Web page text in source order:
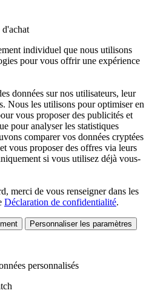
d'achat
individuel que nous utilisons
pour vous offrir une expérience
données sur nos utilisateurs, leur
Nous les utilisons pour optimiser en
vous proposer des publicités et
pour analyser les statistiques
comparer vos données cryptées
vous proposer des offres via leurs
si vous utilisez déjà vous-
merci de vous renseigner dans les
Déclaration de confidentialité.
Personnaliser les paramètres
personnalisés